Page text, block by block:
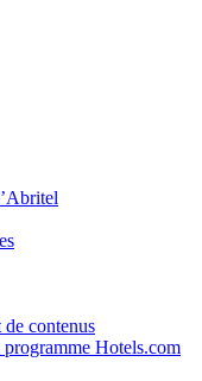
contenus
Hotels.com